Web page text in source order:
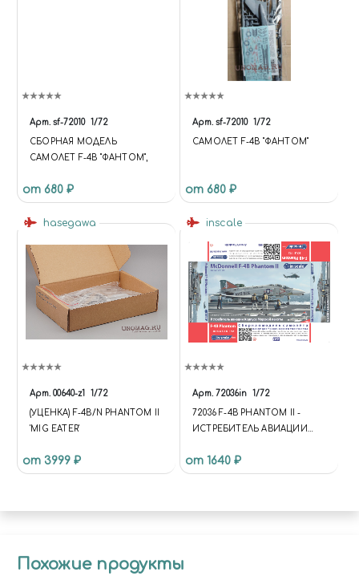
Арт. sf-72010 1/72
СБОРНАЯ МОДЕЛЬ
САМОЛЕТ F-4B "ФАНТОМ",
от 680 ₽
Арт. sf-72010 1/72
САМОЛЕТ F-4B "ФАНТОМ"
от 680 ₽
hasegawa
Арт. 00640-z1 1/72
(УЦЕНКА) F-4B/N PHANTOM II
'MIG EATER'
от 3999 ₽
inscale
Арт. 72036in 1/72
72036 F-4B PHANTOM II -
ИСТРЕБИТЕЛЬ АВИАЦИИ
ПЕХОТЫ
от 1640 ₽
Похожие продукты